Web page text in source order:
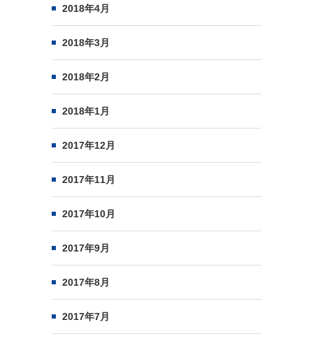
2018年4月
2018年3月
2018年2月
2018年1月
2017年12月
2017年11月
2017年10月
2017年9月
2017年8月
2017年7月